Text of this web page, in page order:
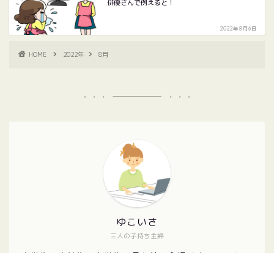
俳優さんで例えると！
2022年8月6日
HOME 2022年 8月
三人の子持ち主婦
ゆこいさ